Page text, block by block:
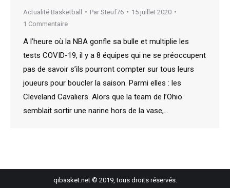
Actualité Basketball Par Steuf76
15 juillet 2020
1 Commentaire
A l’heure où la NBA gonfle sa bulle et multiplie les
tests COVID-19, il y a 8 équipes qui ne se préoccupent
pas de savoir s’ils pourront compter sur tous leurs
joueurs pour boucler la saison. Parmi elles : les
Cleveland Cavaliers. Alors que la team de l’Ohio
semblait sortir une narine hors de la vase,…
qibasket.net © 2019, tous droits réservés.